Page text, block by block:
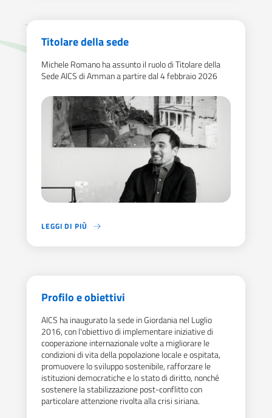
Titolare della sede
Michele Romano ha assunto il ruolo di Titolare della
Sede AICS di Amman a partire dal 4 febbraio 2026
LEGGI DI PIÙ
MICHELE ROMANO HA ASSUNTO IL RUOLO DI TITOLARE
Profilo e obiettivi
AICS ha inaugurato la sede in Giordania nel Luglio
2016, con l'obiettivo di implementare iniziative di
cooperazione internazionale volte a migliorare le
condizioni di vita della popolazione locale e ospitata,
promuovere lo sviluppo sostenibile, rafforzare le
istituzioni democratiche e lo stato di diritto, nonché
sostenere la stabilizzazione post-conflitto con
particolare attenzione rivolta alla crisi siriana.